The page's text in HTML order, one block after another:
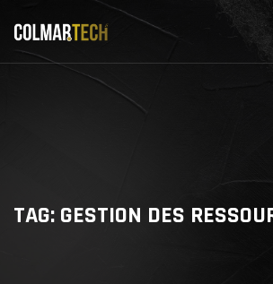
content
TAG: GESTION DES